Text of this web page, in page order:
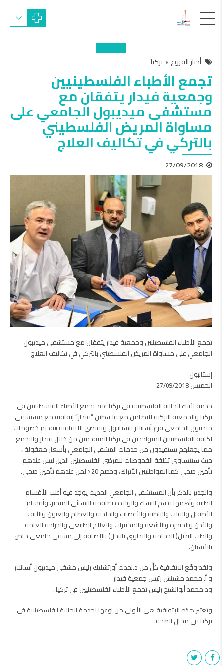
أخبار الفروع تركيا
تجمع الأطباء الفلسطينيين
وجمعية فيدار يتفقان مع
مستشفى ميديبول الجامعي على
مساواة المريض الفلسطيني
بالتركي في تكاليف العلاج
27/09/2018
تجمع الأطباء الفلسطيننين وجمعية فيدار يتفقان مع مستشفى ميديبول
الجامعي على مساواة المريض الفلسطيني بالتركي في تكاليف العلاج
إستانبول
الخميس 27/09/2018
خدمة لأبناء الجالية الفلسطينية في تركيا عقد تجمع الأطباء الفلسطينيين في
تركيا والجمعية التركية للتضامن مع فلسطين “فيدار” إتفاقية مع مستشفى
ميديبول الجامعي فرع آسانلار باستانبول وتقتضي الاتفاقية بتقديم خصومات
لكافة الفلسطينيين المتواجدين في تركيا المتقدمين من خلال فيدار والتجمع
مما يجعلهم يستفيدون من خدمات المشفى الجامعي بأسعار معقولة ،
حيث ستتساوى تكلفة الفحوصات للمرضى الفلسطينين الذين ليس عندهم
تأمين صحي كما المواطنيين الأتراك، وخصم 20٪؜ لمن عندهم تأمين صحي.
والجدير بالذكر بأن المستشفى الجامعي الحديث يوجد فيه أغلب الأقسام
الطبية وأهمها قسم النساء والولادة بطاقمه النسائي المتميز، وأقسام
الأطفال والقلب والباطنة والأعصاب والجلدية والعظام والعيون والأنف
والأذن والحنجرة والأشعة والمختبرات والعلاج الطبيعي والجراحة العامة
والطب البديل( الحجامة والتداوي بالنحل) بالإضافة إلى مشفى جامعي خاص
بالأسنان.
ولقد وقّع الاتفاقية كلٍّ من د.نجدت أوزتشليك رئيس مشفي ميديبول أسانلار
و أ. محمد مشينش رئيس جمعية فيدار
ود.محمد أبوالشيخ رئيس تجمع الأطباء الفلسطينيين في تركيا .
وتعتبر هذه الإتفاقية هي الأولى من نوعها لخدمة الجالية الفلسطينيية في
تركيا في مجال الصحة.